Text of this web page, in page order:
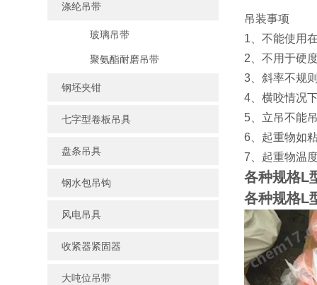
涤纶吊带
玻璃吊带
聚氨酯耐磨吊带
钢坯夹钳
七字型卷板吊具
盘条吊具
钢水包吊钩
风电吊具
收紧器紧固器
大吨位吊带
吊装事项
1、不能使用
2、不用于硬
3、斜率不规
4、横咬情况
5、立吊不能
6、起重物如
7、起重物温
各种规格L
各种规格L